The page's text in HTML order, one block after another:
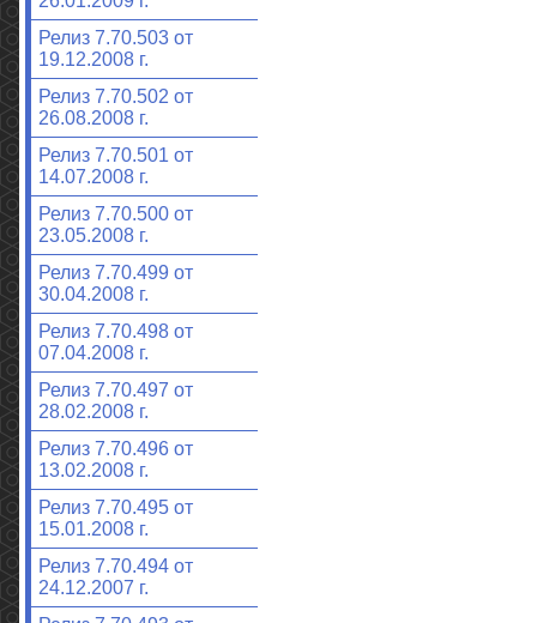
Релиз 7.70.503 от
19.12.2008 г.
Релиз 7.70.502 от
26.08.2008 г.
Релиз 7.70.501 от
14.07.2008 г.
Релиз 7.70.500 от
23.05.2008 г.
Релиз 7.70.499 от
30.04.2008 г.
Релиз 7.70.498 от
07.04.2008 г.
Релиз 7.70.497 от
28.02.2008 г.
Релиз 7.70.496 от
13.02.2008 г.
Релиз 7.70.495 от
15.01.2008 г.
Релиз 7.70.494 от
24.12.2007 г.